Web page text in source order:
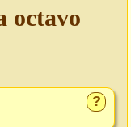
octavo
?